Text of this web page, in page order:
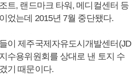
트, 랜드마크 타워, 메디컬센터 등
었는데 2015년 7월 중단됐다.
이 제주국제자유도시개발센터(JD
수용위원회를 상대로 낸 토지 수
기 때문이다.